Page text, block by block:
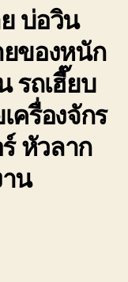
บ่อ
วิน
มี
บ่อวิน
ของหนัก
รถเฮี๊ยบ
ครื่องจักร
หัวลาก
น